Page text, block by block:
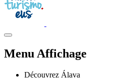
Menu Affichage
Découvrez Álava